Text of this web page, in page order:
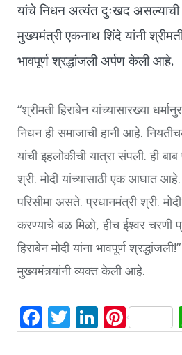
यांचे निधन अत्यंत दुःखद
मुख्यमंत्री एकनाथ शिंदे यांनी श्रीमती
भावपूर्ण श्रद्धांजली अर्पण केली आहे.
“श्रीमती हिराबेन यांच्यासारख्या
निधन ही समाजाची हानी आहे.
यांची इहलोकीची यात्रा संपली. ही
श्री. मोदी यांच्यासाठी एक आघात
परिसीमा असते. प्रधानमंत्री श्री.
करण्याचे बळ मिळो, हीच ईश्वर चरणी
हिराबेन मोदी यांना भावपूर्ण
मुख्यमंत्र्यांनी व्यक्त केली आहे.
Facebook
Twitter